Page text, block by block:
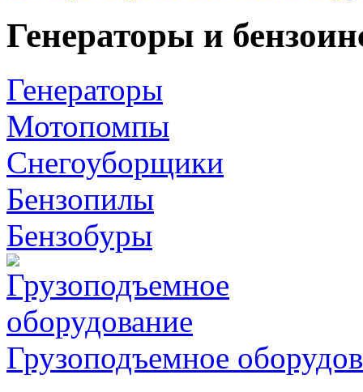
Генераторы и
Генераторы
Мотопомпы
Снегоуборщики
Бензопилы
Бензобуры
Грузоподъемное